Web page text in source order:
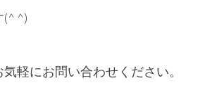
(^ ^)
軽にお問い合わせください。